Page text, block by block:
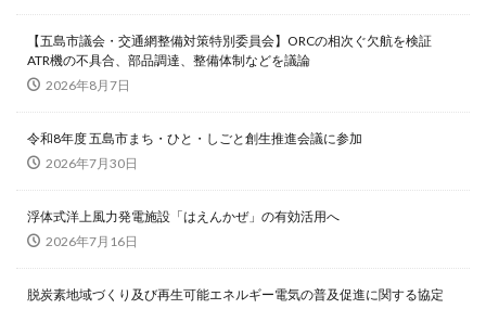
【五島市議会・交通網整備対策特別委員会】ORCの相次ぐ欠航を検証
ATR機の不具合、部品調達、整備体制などを議論
2026年8月7日
令和8年度 五島市まち・ひと・しごと創生推進会議に参加
2026年7月30日
浮体式洋上風力発電施設「はえんかぜ」の有効活用へ
2026年7月16日
脱炭素地域づくり及び再生可能エネルギー電気の普及促進に関する協定